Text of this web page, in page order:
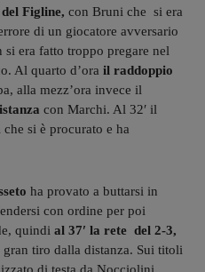
Figline, con Bruni che si era
di un giocatore avversario
era fatto troppo pregare nel
Al quarto d’ora il raddoppio
alla mezz’ora invece il
con Marchi. Al 32′ il
si è procurato e ha
ha provato a buttarsi in
con ordine per poi
quindi al 37′ la rete del 2-3,
tiro dalla distanza. Sui titoli